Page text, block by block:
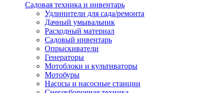
Садовая техника и инвентарь
Удлинители для сада/ремонта
Дачный умывальник
Расходный материал
Садовый инвентарь
Опрыскиватели
Генераторы
Мотоблоки и культиваторы
Мотобуры
Насосы и насосные станции